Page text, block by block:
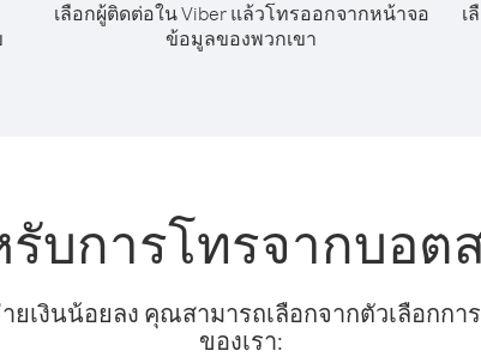
เลือกผู้ติดต่อใน Viber แล้วโทรออกจากหน้าจอ
ข้อมูลของพวกเขา
เ
บการโทรจากบอต
เงินน้อยลง คุณสามารถเลือกจากตัวเลือกก
ของเรา: